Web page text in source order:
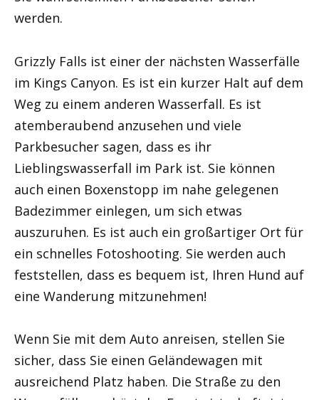
werden.
Grizzly Falls ist einer der nächsten Wasserfälle
im Kings Canyon. Es ist ein kurzer Halt auf dem
Weg zu einem anderen Wasserfall. Es ist
atemberaubend anzusehen und viele
Parkbesucher sagen, dass es ihr
Lieblingswasserfall im Park ist. Sie können
auch einen Boxenstopp im nahe gelegenen
Badezimmer einlegen, um sich etwas
auszuruhen. Es ist auch ein großartiger Ort für
ein schnelles Fotoshooting. Sie werden auch
feststellen, dass es bequem ist, Ihren Hund auf
eine Wanderung mitzunehmen!
Wenn Sie mit dem Auto anreisen, stellen Sie
sicher, dass Sie einen Geländewagen mit
ausreichend Platz haben. Die Straße zu den